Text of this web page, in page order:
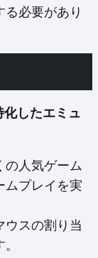
る必要があり
化したエミュ
の人気ゲーム
ムプレイを実
ウスの割り当